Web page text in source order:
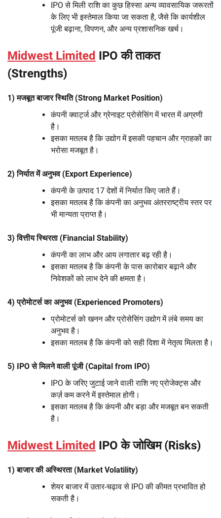
IPO से मिली राशि का कुछ हिस्सा अन्य व्यावसायिक जरूरतों
के लिए भी इस्तेमाल किया जा सकता है, जैसे कि कार्यशील
पूंजी बढ़ाना, विपणन, और अन्य प्रशासनिक खर्च।
Midwest Limited IPO की ताकत
(Strengths)
1) मजबूत बाजार स्थिति (Strong Market Position)
कंपनी क्वार्ट्ज और ग्रेनाइट प्रोसेसिंग में भारत में अग्रणी
है।
इसका मतलब है कि उद्योग में इसकी पहचान और ग्राहकों का
भरोसा मजबूत है।
2) निर्यात में अनुभव (Export Experience)
कंपनी के उत्पाद 17 देशों में निर्यात किए जाते हैं।
इसका मतलब है कि कंपनी का अनुभव अंतरराष्ट्रीय स्तर पर
भी मान्यता प्राप्त है।
3) वित्तीय स्थिरता (Financial Stability)
कंपनी का लाभ और आय लगातार बढ़ रही है।
इसका मतलब है कि कंपनी के पास कारोबार बढ़ाने और
निवेशकों को लाभ देने की क्षमता है।
4) प्रोमोटर्स का अनुभव (Experienced Promoters)
प्रोमोटर्स को खनन और प्रोसेसिंग उद्योग में लंबे समय का
अनुभव है।
इसका मतलब है कि कंपनी को सही दिशा में नेतृत्व मिलता है।
5) IPO से मिलने वाली पूंजी (Capital from IPO)
IPO के जरिए जुटाई जाने वाली राशि नए प्रोजेक्ट्स और
कर्ज़ कम करने में इस्तेमाल होगी।
इसका मतलब है कि कंपनी और बड़ा और मजबूत बन सकती
है।
Midwest Limited IPO के जोखिम (Risks)
1) बाजार की अस्थिरता (Market Volatility)
शेयर बाजार में उतार-चढ़ाव से IPO की कीमत प्रभावित हो
सकती है।